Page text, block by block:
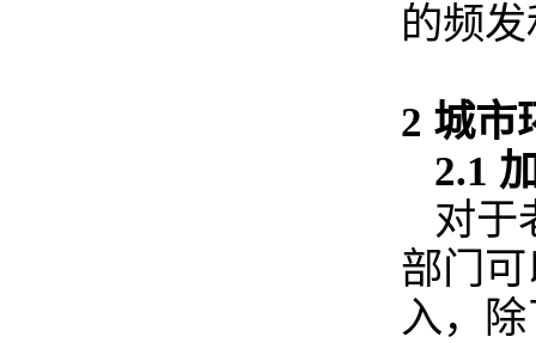
的频
2 城市
2.1
对于
部门
入，